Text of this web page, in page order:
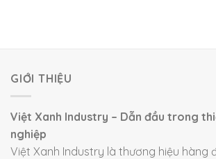
GIỚI THIỆU
Việt Xanh Industry – Dẫn đầu trong
nghiệp
Việt Xanh Industry là thương hiệu hàng